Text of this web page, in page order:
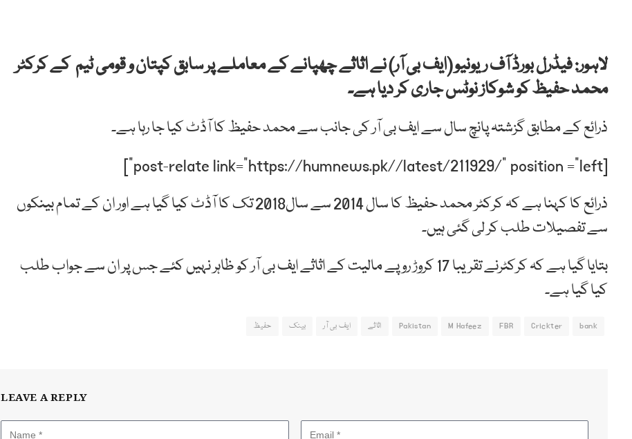
لاہور: فیڈرل بورڈ آف ریونیو (ایف بی آر) نے اثاثے چھپانے کے معاملے پر سابق کپتان و قومی ٹیم کے کرکٹر
محمد حفیظ کو شوکاز نوٹس جاری کر دیا ہے۔
ذرائع کے مطابق گزشتہ پانچ سال سے ایف بی آر کی جانب سے محمد حفیظ کا آڈٹ کیا جا رہا ہے۔
[post-relate link=”https://humnews.pk//latest/211929/” position =”left”]
ذرائع کا کہنا ہے کہ کرکٹر محمد حفیظ کا سال 2014 سے سال2018 تک کا آڈٹ کیا گیا ہے اور ان کے تمام بینکوں
سے تفصیلات طلب کر لی گئی ہیں۔
بتایا گیا ہے کہ کرکٹرنے تقریبا 17 کروڑ روپے مالیت کے اثاثے ایف بی آر کو ظاہر نہیں کئے جس پر ان سے جواب طلب
کیا گیا ہے۔
bank
Crickter
FBR
M Hafeez
Pakistan اثاثے ایف بی آر بینک حفیظ
LEAVE A REPLY